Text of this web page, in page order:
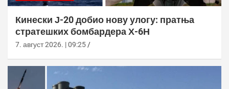
Кинески Ј-20 добио нову улогу: пратња
стратешких бомбардера Х-6Н
7. август 2026. | 09:25